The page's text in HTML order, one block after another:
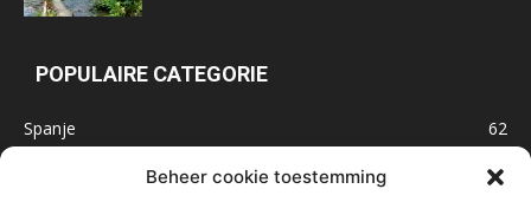
Beheer cookie toestemming
POPULAIRE CATEGORIE
Spanje
62
47